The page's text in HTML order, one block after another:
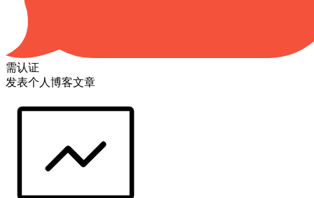
需认证
发表个人博客文章